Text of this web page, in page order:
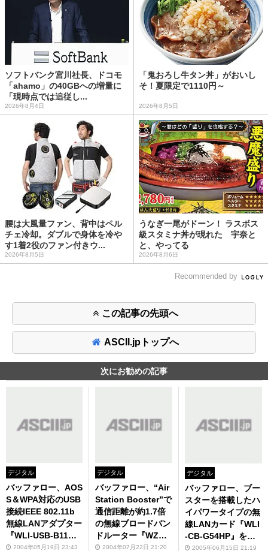
ソフトバンク宮川社長、ドコモ
「ahamo」の40GBへの増量に
「現時点では追従し...
2026年8月4日
「鬼おろし牛タン丼」がおいし
そ！夏限定で1110円～
2026年8月5日
腰は大風量ファン、背中はペル
チェ冷却。ダブルで身体を冷や
す1着2役のファン付きウ...
2026年8月5日
うなぎ一尾がドーン！ ラスボス
級スタミナ丼が現れた 宇奈と
と、やってる
2026年8月6日
Recommended by
この記事の先頭へ
ASCII.jpトップへ
次にお勧めの記事
デジタル
バッファロー、AOS
S＆WPA対応のUSB
接続IEEE 802.11b
無線LANアダプター
『WLI-USB-B11』
など4製品を発売
2004年05月19日 23:43
デジタル
バッファロー、“Air
Station Booster”で
通信距離が約1.7倍
の無線ブロードバン
ドルーター『WZR-
HP-G54』を発売
2004年07月22日 21:20
デジタル
バッファロー、ブー
スターを搭載したハ
イパワータイプの無
線LANカード『WLI
-CB-G54HP』を発
売2005年06月15日 21:19